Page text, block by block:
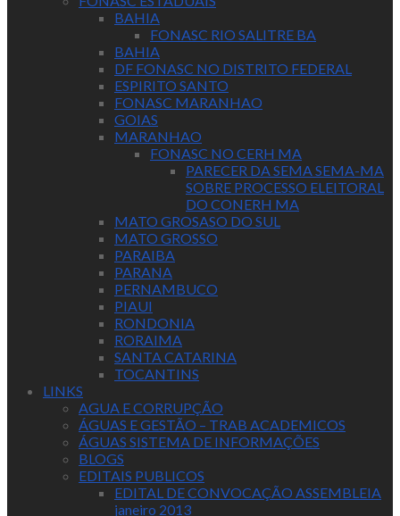
BAHIA
FONASC RIO SALITRE BA
BAHIA
DF FONASC NO DISTRITO FEDERAL
ESPIRITO SANTO
FONASC MARANHAO
GOIAS
MARANHAO
FONASC NO CERH MA
PARECER DA SEMA SEMA-MA
SOBRE PROCESSO ELEITORAL
DO CONERH MA
MATO GROSASO DO SUL
MATO GROSSO
PARAIBA
PARANA
PERNAMBUCO
PIAUI
RONDONIA
RORAIMA
SANTA CATARINA
TOCANTINS
LINKS
AGUA E CORRUPÇÃO
ÁGUAS E GESTÃO – TRAB ACADEMICOS
ÁGUAS SISTEMA DE INFORMAÇÕES
BLOGS
EDITAIS PUBLICOS
EDITAL DE CONVOCAÇÃO ASSEMBLEIA
janeiro 2013